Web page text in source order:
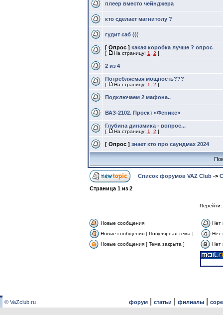
плеер вместо чейнджера
кто сделает магнитолу ?
гудит саб (((
[ Опрос ] какая коробка лучше ? опрос
[ На страницу: 1 2 ]
2 из 4
Потребляемая мощность???
[ На страницу: 1 2 ]
Подключаем 2 мафона..
ВАЗ-2102. Проект «Феникс»
Глубина динамика - вопрос...
[ На страницу: 1 2 ]
[ Опрос ] знает кто про саундмах 2024
Список форумов VAZ Club ->
Страница 1 из 2
Перейти:
Новые сообщения
Нет
Новые сообщения [ Популярная тема ]
Нет
Новые сообщения [ Тема закрыта ]
Нет
© VaZclub.ru форум| статьи филиалы|